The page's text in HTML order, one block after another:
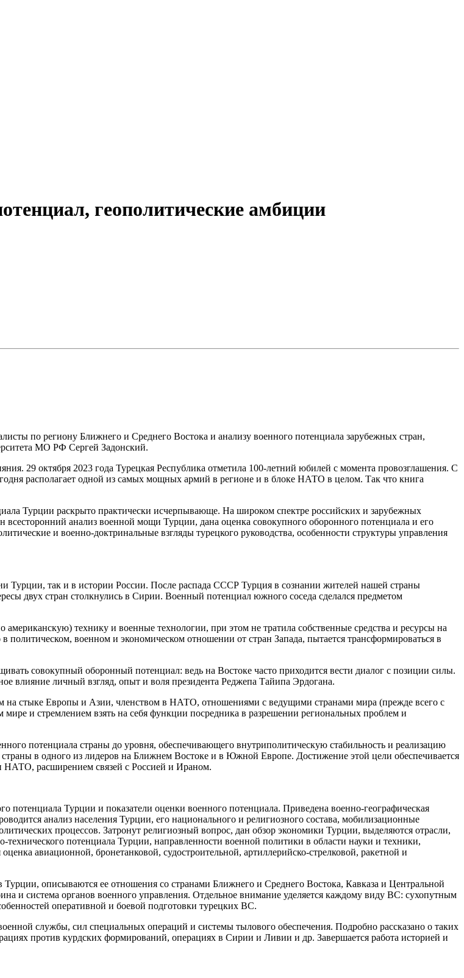
геополитические амбиции
по региону Ближнего и Среднего Востока и анализу военного потенциала зарубежных стран,
МО РФ Сергей Задонский.
29 октября 2023 года Турецкая Республика отметила 100-летний юбилей с момента провозглашения. С
располагает одной из самых мощных армий в регионе и в блоке НАТО в целом. Так что книга
Турции раскрыто практически исчерпывающе. На широком спектре российских и зарубежных
всесторонний анализ военной мощи Турции, дана оценка совокупного оборонного потенциала и его
и военно-доктринальные взгляды турецкого руководства, особенности структуры управления
Турции, так и в истории России. После распада СССР Турция в сознании жителей нашей страны
двух стран столкнулись в Сирии. Военный потенциал южного соседа сделался предметом
технику и военные технологии, при этом не тратила собственные средства и ресурсы на
военном и экономическом отношении от стран Запада, пытается трансформироваться в
совокупный оборонный потенциал: ведь на Востоке часто приходится вести диалог с позиции силы.
влияние личный взгляд, опыт и воля президента Реджепа Тайипа Эрдогана.
на стыке Европы и Азии, членством в НАТО, отношениями с ведущими странами мира (прежде всего с
и стремлением взять на себя функции посредника в разрешении региональных проблем и
потенциала страны до уровня, обеспечивающего внутриполитическую стабильность и реализацию
в одного из лидеров на Ближнем Востоке и в Южной Европе. Достижение этой цели обеспечивается
НАТО, расширением связей с Россией и Ираном.
Турции и показатели оценки военного потенциала. Приведена военно-географическая
анализ населения Турции, его национального и религиозного состава, мобилизационные
процессов. Затронут религиозный вопрос, дан обзор экономики Турции, выделяются отрасли,
потенциала Турции, направленности военной политики в области науки и техники,
авиационной, бронетанковой, судостроительной, артиллерийско-стрелковой, ракетной и
Турции, описываются ее отношения со странами Ближнего и Среднего Востока, Кавказа и Центральной
и система органов военного управления. Отдельное внимание уделяется каждому виду ВС: сухопутным
оперативной и боевой подготовки турецких ВС.
службы, сил специальных операций и системы тылового обеспечения. Подробно рассказано о таких
против курдских формирований, операциях в Сирии и Ливии и др. Завершается работа историей и